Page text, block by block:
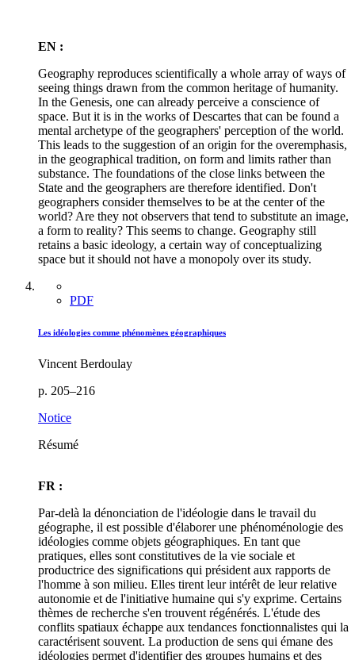
EN :
Geography reproduces scientifically a whole array of ways of
seeing things drawn from the common heritage of humanity.
In the Genesis, one can already perceive a conscience of
space. But it is in the works of Descartes that can be found a
mental archetype of the geographers' perception of the world.
This leads to the suggestion of an origin for the overemphasis,
in the geographical tradition, on form and limits rather than
substance. The foundations of the close links between the
State and the geographers are therefore identified. Don't
geographers consider themselves to be at the center of the
world? Are they not observers that tend to substitute an image,
a form to reality? This seems to change. Geography still
retains a basic ideology, a certain way of conceptualizing
space but it should not have a monopoly over its study.
PDF
Les idéologies comme phénomènes géographiques
Vincent Berdoulay
p. 205–216
Notice
Résumé
FR :
Par-delà la dénonciation de l'idéologie dans le travail du
géographe, il est possible d'élaborer une phénoménologie des
idéologies comme objets géographiques. En tant que
pratiques, elles sont constitutives de la vie sociale et
productrice des significations qui président aux rapports de
l'homme à son milieu. Elles tirent leur intérêt de leur relative
autonomie et de l'initiative humaine qui s'y exprime. Certains
thèmes de recherche s'en trouvent régénérés. L'étude des
conflits spatiaux échappe aux tendances fonctionnalistes qui la
caractérisent souvent. La production de sens qui émane des
idéologies permet d'identifier des groupes humains et des